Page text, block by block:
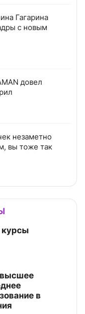
Гагарина
с новым
довел
незаметно
вы тоже так
курсы
в